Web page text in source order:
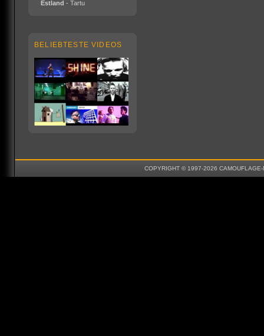
Estland - Tartu
BELIEBTESTE VIDEOS
COPYRIGHT © 1997-2026 CAMOUFLAGE-